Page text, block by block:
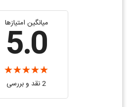
میانگین امتیازها
5.0
2 نقد و بررسی‌‌